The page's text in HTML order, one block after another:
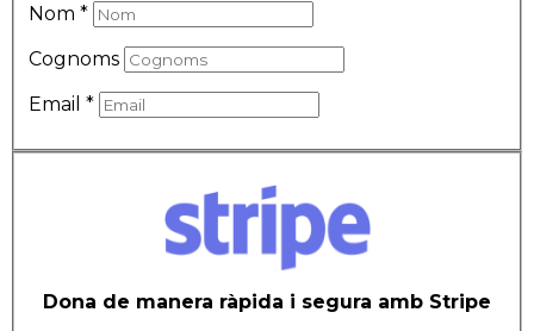
Nom *
Cognoms
Email *
Dona de manera ràpida i segura amb Stripe